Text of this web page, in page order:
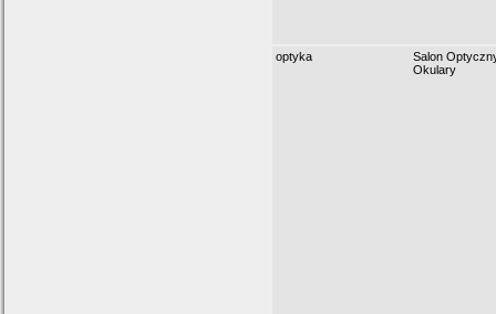
optyka
Salon
Okulary